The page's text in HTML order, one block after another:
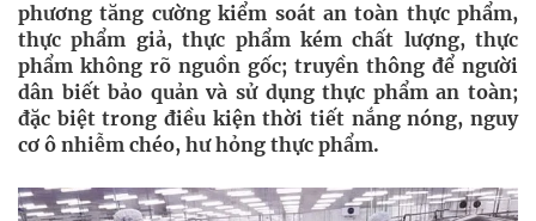
phương tăng cường kiểm soát an toàn thực phẩm,
thực phẩm giả, thực phẩm kém chất lượng, thực
phẩm không rõ nguồn gốc; truyền thông để người
dân biết bảo quản và sử dụng thực phẩm an toàn;
đặc biệt trong điều kiện thời tiết nắng nóng, nguy
cơ ô nhiễm chéo, hư hỏng thực phẩm.